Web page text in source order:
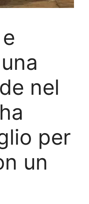
nel
per
un